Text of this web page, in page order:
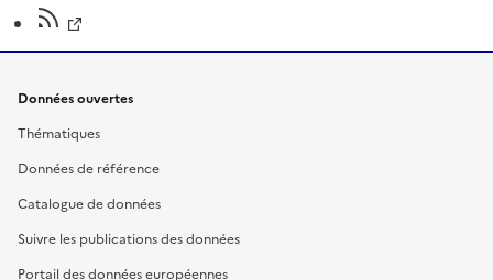
Données ouvertes
Thématiques
Données de référence
Catalogue de données
Suivre les publications des données
Portail des données européennes